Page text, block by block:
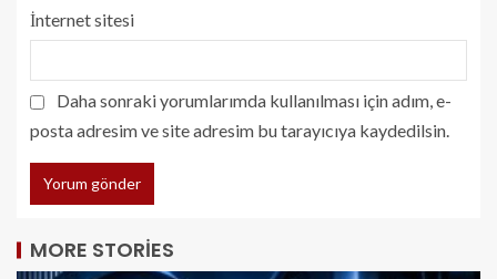
İnternet sitesi
Daha sonraki yorumlarımda kullanılması için adım, e-
posta adresim ve site adresim bu tarayıcıya kaydedilsin.
MORE STORIES